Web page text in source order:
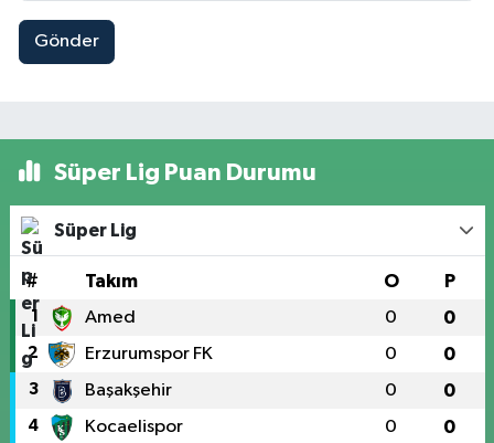
Gönder
Süper Lig Puan Durumu
Süper Lig
# Takım O P
1 Amed 0 0
2 Erzurumspor FK 0 0
3 Başakşehir 0 0
4 Kocaelispor 0 0